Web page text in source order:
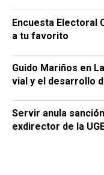
Encuesta Electoral
a tu favorito
Guido Mariños en
vial y el desarrollo
Servir anula
exdirector de la